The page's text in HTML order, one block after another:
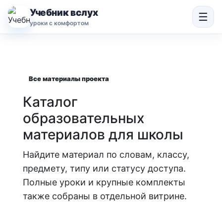
Учебник вслух
уроки с комфортом ☰
Все материалы проекта
Каталог
образовательных
материалов для школы
Найдите материал по словам, классу,
предмету, типу или статусу доступа.
Полные уроки и крупные комплекты
также собраны в отдельной витрине.